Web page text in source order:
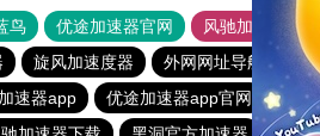
鸟 优途加速器官网 风驰加速器
旋风加速度器 外网网址导航 软
速器app 优途加速器app官网 每天